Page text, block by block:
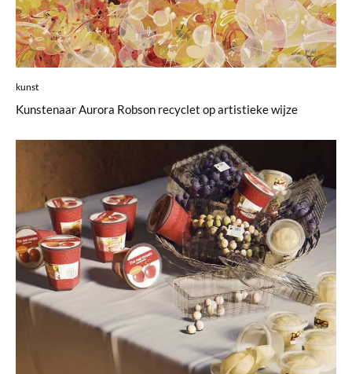
kunst
Kunstenaar Aurora Robson recyclet op artistieke wijze